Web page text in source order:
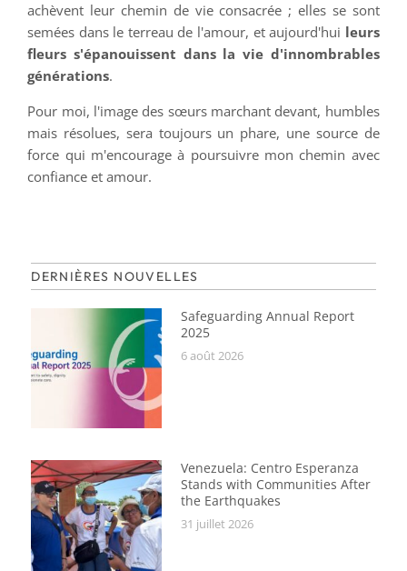
achèvent leur chemin de vie consacrée ; elles se sont
semées dans le terreau de l'amour, et aujourd'hui leurs
fleurs s'épanouissent dans la vie d'innombrables
générations.
Pour moi, l'image des sœurs marchant devant, humbles
mais résolues, sera toujours un phare, une source de
force qui m'encourage à poursuivre mon chemin avec
confiance et amour.
DERNIÈRES NOUVELLES
Safeguarding Annual Report
2025
6 août 2026
Venezuela: Centro Esperanza
Stands with Communities After
the Earthquakes
31 juillet 2026